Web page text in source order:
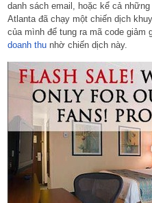
danh sách email, hoặc kể cả
Atlanta đã chạy một chiến dịch
của mình để tung ra mã code giảm
doanh thu nhờ chiến dịch này.